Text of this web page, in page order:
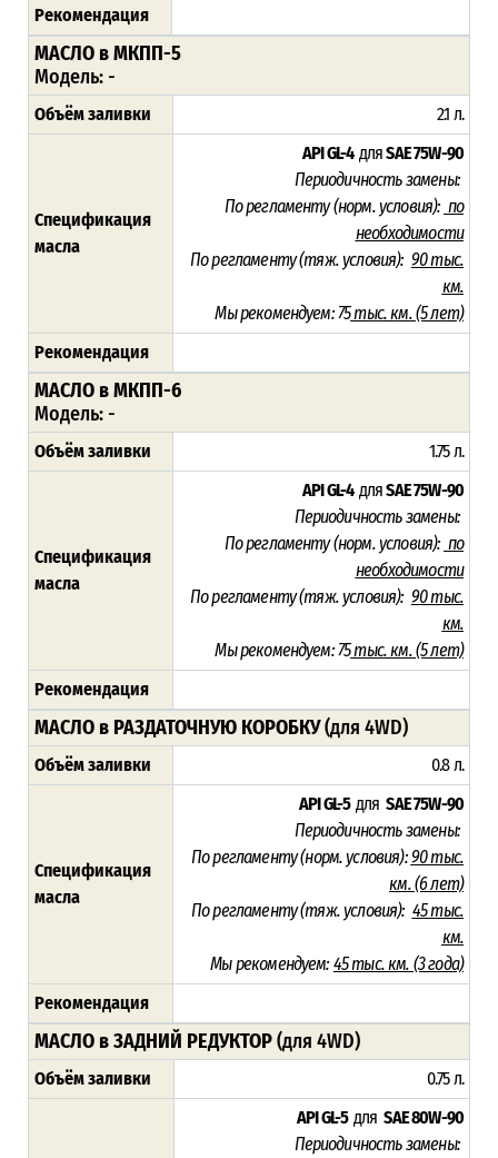
Рекомендация
МАСЛО в МКПП-5
Модель: -
Объём заливки 2.1 л.
Спецификация
масла
API GL-4 дляSAE 75W-90
Периодичность замены:
По регламенту (норм. условия): по
необходимости
По регламенту (тяж. условия): 90 тыс.
км.
Мы рекомендуем: 75тыс. км. (5 лет)
Рекомендация
МАСЛО в МКПП-6
Модель: -
Объём заливки 1.75 л.
Спецификация
масла
API GL-4 дляSAE 75W-90
Периодичность замены:
По регламенту (норм. условия): по
необходимости
По регламенту (тяж. условия): 90 тыс.
км.
Мы рекомендуем: 75тыс. км. (5 лет)
Рекомендация
МАСЛО в РАЗДАТОЧНУЮ КОРОБКУ(для 4WD)
Объём заливки 0.8 л.
Спецификация
масла
API GL-5 дляSAE 75W-90
Периодичность замены:
По регламенту (норм. условия):90 тыс.
км. (6 лет)
По регламенту (тяж. условия): 45 тыс.
км.
Мы рекомендуем: 45 тыс. км. (3 года)
Рекомендация
МАСЛО в ЗАДНИЙ РЕДУКТОР(для 4WD)
Объём заливки 0.75 л.
API GL-5 дляSAE 80W-90
Периодичность замены: